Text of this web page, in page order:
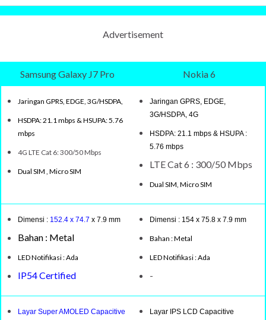
Advertisement
Samsung Galaxy J7 Pro Nokia 6
Jaringan GPRS, EDGE, 3G/HSDPA,
HSDPA: 21.1 mbps & HSUPA: 5.76
mbps
4G LTE Cat 6: 300/50 Mbps
Dual SIM , Micro SIM
Jaringan GPRS, EDGE,
3G/HSDPA, 4G
HSDPA: 21.1 mbps & HSUPA :
5.76 mbps
LTE Cat 6 : 300/50 Mbps
Dual SIM, Micro SIM
Dimensi : 152.4 x 74.7 x 7.9 mm
Bahan : Metal
LED Notifikasi : Ada
IP54 Certified
Dimensi : 154 x 75.8 x 7.9 mm
Bahan : Metal
LED Notifikasi : Ada
-
Layar Super AMOLED Capacitive Layar IPS LCD Capacitive